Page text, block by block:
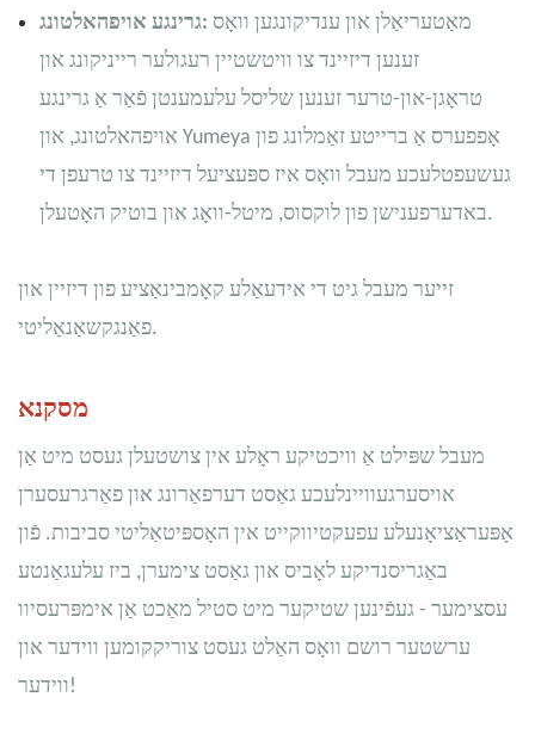
גרינגע אויפהאלטונג: מאַטעריאַלן און ענדיקונגען וואָס
זענען דיזיינד צו וויטשטיין רעגולער רייניקונג און
טראָגן-און-טרער זענען שליסל עלעמענטן פֿאַר אַ גרינגע
אויפהאלטונג, און Yumeya אָפפערס אַ ברייטע זאַמלונג פון
געשעפטלעכע מעבל וואָס איז ספּעציעל דיזיינד צו טרעפן די
באדערפענישן פון לוקסוס, מיטל-וואָג און בוטיק האָטעלן.
זייער מעבל גיט די אידעאַלע קאָמבינאַציע פון ​​דיזיין און
פאַנגקשאַנאַליטי.
מסקנא
מעבל שפּילט אַ וויכטיקע ראָלע אין צושטעלן געסט מיט אַן
אויסערגעוויינלעכע גאַסט דערפאַרונג און פאַרגרעסערן
אָפּעראַציאָנעלע עפעקטיווקייט אין האָספּיטאַליטי סביבות. פֿון
באַגריסנדיקע לאָביס און גאַסט צימערן, ביז עלעגאַנטע
עסצימער - געפֿינען שטיקער מיט סטיל מאַכט אַן אימפּרעסיוו
ערשטער רושם וואָס האַלט געסט צוריקקומען ווידער און
ווידער!